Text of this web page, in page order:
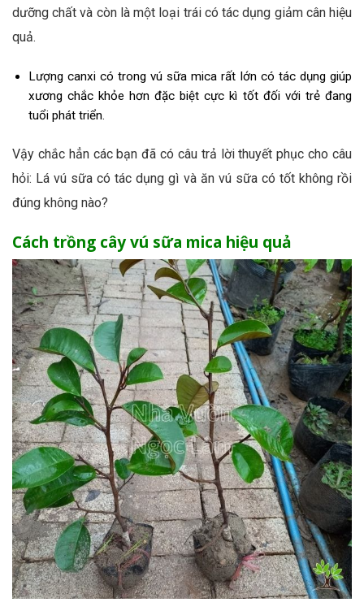
dưỡng chất và còn là một loại trái có tác dụng giảm cân hiệu
quả.
Lượng canxi có trong vú sữa mica rất lớn có tác dụng giúp
xương chắc khỏe hơn đặc biệt cực kì tốt đối với trẻ đang
tuổi phát triển.
Vậy chắc hẳn các bạn đã có câu trả lời thuyết phục cho câu
hỏi: Lá vú sữa có tác dụng gì và ăn vú sữa có tốt không rồi
đúng không nào?
Cách trồng cây vú sữa mica hiệu quả